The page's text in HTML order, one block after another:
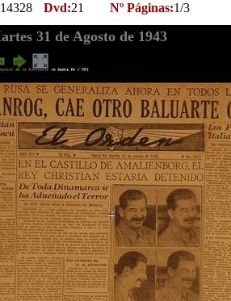
14328 Dvd:21 Nº Páginas:1/3
31 de Agosto de 1943